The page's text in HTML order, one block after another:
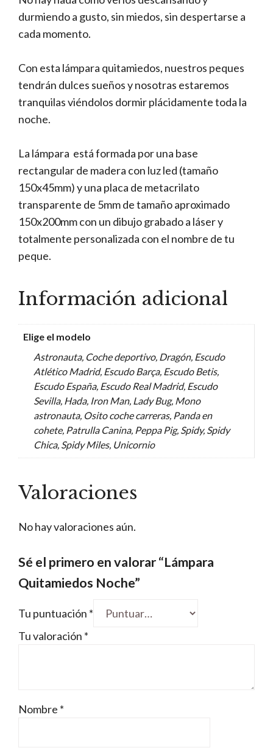
durmiendo a gusto, sin miedos, sin despertarse a
cada momento.
Con esta lámpara quitamiedos, nuestros peques
tendrán dulces sueños y nosotras estaremos
tranquilas viéndolos dormir plácidamente toda la
noche.
La lámpara está formada por una base
rectangular de madera con luz led (tamaño
150x45mm) y una placa de metacrilato
transparente de 5mm de tamaño aproximado
150x200mm con un dibujo grabado a láser y
totalmente personalizada con el nombre de tu
peque.
Información adicional
Elige el modelo
Astronauta, Coche deportivo, Dragón, Escudo
Atlético Madrid, Escudo Barça, Escudo Betis,
Escudo España, Escudo Real Madrid, Escudo
Sevilla, Hada, Iron Man, Lady Bug, Mono
astronauta, Osito coche carreras, Panda en
cohete, Patrulla Canina, Peppa Pig, Spidy, Spidy
Chica, Spidy Miles, Unicornio
Valoraciones
No hay valoraciones aún.
Sé el primero en valorar “Lámpara
Quitamiedos Noche”
Tu puntuación *
Tu valoración *
Nombre *